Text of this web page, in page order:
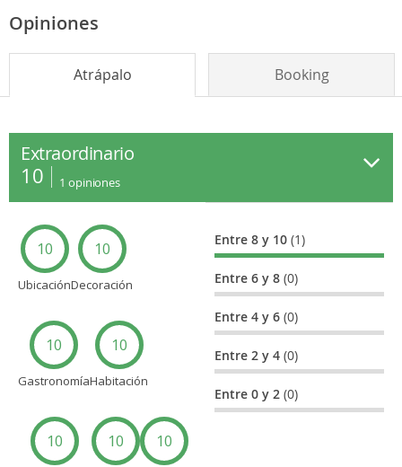
Opiniones
Atrápalo Booking
Extraordinario
10 1 opiniones
10
Ubicación
10
Decoración
10
Gastronomía
10
Habitación
10 10 10
Entre 8 y 10(1)
Entre 6 y 8(0)
Entre 4 y 6(0)
Entre 2 y 4(0)
Entre 0 y 2(0)